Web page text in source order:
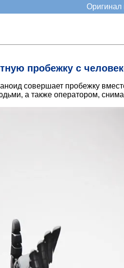
Оригинал
пробежку с
совершает пробежку
а также оператором,